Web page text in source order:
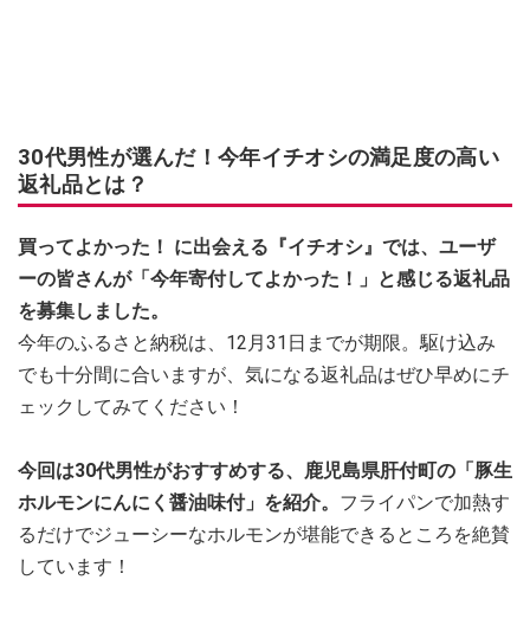
30代男性が選んだ！今年イチオシの満足度の高い
返礼品とは？
買ってよかった！ に出会える『イチオシ』では、ユーザ
ーの皆さんが「今年寄付してよかった！」と感じる返礼品
を募集しました。
今年のふるさと納税は、12月31日までが期限。駆け込み
でも十分間に合いますが、気になる返礼品はぜひ早めにチ
ェックしてみてください！
今回は30代男性がおすすめする、鹿児島県肝付町の「豚生
ホルモンにんにく醤油味付」を紹介。 フライパンで加熱す
るだけでジューシーなホルモンが堪能できるところを絶賛
しています！